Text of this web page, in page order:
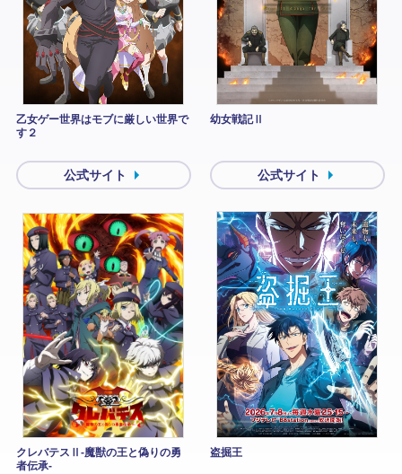
乙女ゲー世界はモブに厳しい世界で
す２
幼女戦記Ⅱ
公式サイト
クレバテスⅡ-魔獣の王と偽りの勇
者伝承-
公式サイト
盗掘王